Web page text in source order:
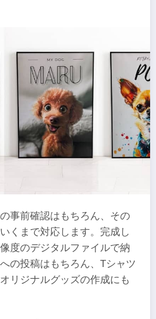
事前確認はもちろん、その
くまで対応します。完成し
度のデジタルファイルで納
の投稿はもちろん、Tシャツ
リジナルグッズの作成にも